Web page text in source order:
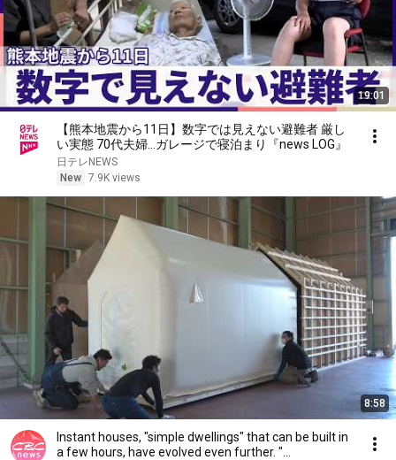
19:01
【熊本地震から11日】数字では見えない避難者 厳し
い実態 70代夫婦...ガレージで寝泊まり『news LOG』
日テレNEWS
New 7.9K views
8:58
Instant houses, "simple dwellings" that can be built in
a few hours, have evolved even further. "...